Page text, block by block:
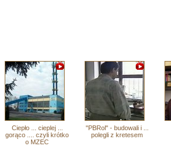
Ciepło ... cieplej ...
gorąco .... czyli krótko
o MZEC
"PBRol" - budowali i ...
polegli z kretesem